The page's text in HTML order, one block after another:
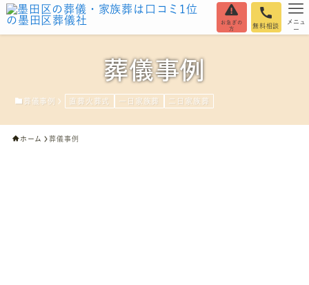
お急ぎの
方
無料相談
メニュ
ー
葬儀事例
葬儀事例 直葬火葬式 一日家族葬 二日家族葬
ホーム 葬儀事例